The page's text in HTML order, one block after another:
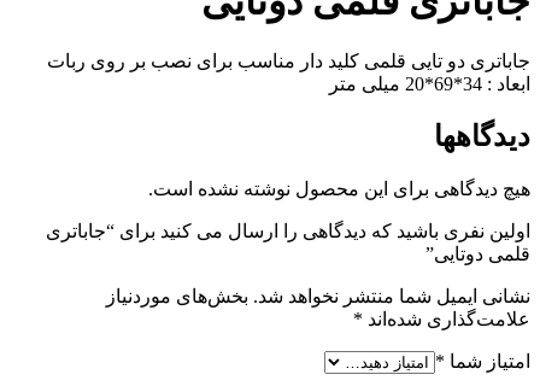
جاباتری دو تایی قلمی کلید دار مناسب برای نصب بر روی ربات
ابعاد : 34*69*20 میلی متر
دیدگاهها
هیچ دیدگاهی برای این محصول نوشته نشده است.
اولین نفری باشید که دیدگاهی را ارسال می کنید برای “جاباتری
قلمی دوتایی”
نشانی ایمیل شما منتشر نخواهد شد. بخش‌های موردنیاز
علامت‌گذاری شده‌اند *
امتیاز شما *